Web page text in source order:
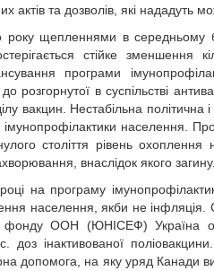
актів та дозволів, які
року щепленнями в середньому
стійке зменшення
програми
розгорнутої в суспільстві
вакцин. Нестабільна політична
імунопрофілактики населення.
століття рівень
внаслідок якого
на програму
населення, якби не інфляція.
фонду ООН (ЮНІСЕФ) Україна
доз інактивованої
допомога, на яку уряд Канади